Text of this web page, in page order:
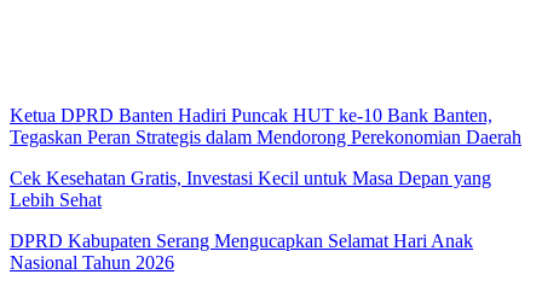
Ketua DPRD Banten Hadiri Puncak HUT ke-10 Bank Banten,
Tegaskan Peran Strategis dalam Mendorong Perekonomian Daerah
Cek Kesehatan Gratis, Investasi Kecil untuk Masa Depan yang
Lebih Sehat
DPRD Kabupaten Serang Mengucapkan Selamat Hari Anak
Nasional Tahun 2026